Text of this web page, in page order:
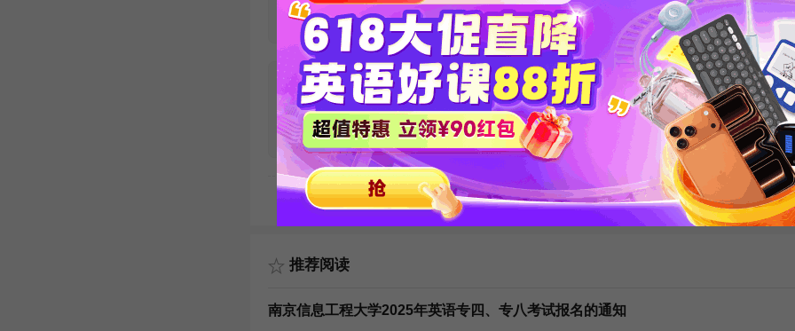
发布时间：2020-04-01
下载次数：12099
发布时间：2020-04-01
下载次数：25768
发布时间：2020-04-01
下载次数：23369
专四听力听写练习50
篇文本文档
发布时间：2020-04-01
下载次数：18190
2021专四写作高级
范文15篇集锦
发布时间：2020-04-01
下载次数：27903
专八基础词汇
整版（169页全
发布时间：2019-12-26
下载次数：36893
更多资料
推荐阅读
南京信息工程大学2025年英语专四、专八考试报名的通知